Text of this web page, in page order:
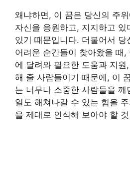
왜냐하면, 이 꿈은 당신의 주
자신을 응원하고, 지지하고 있
있기 때문입니다. 더불어서 당
어려운 순간들이 찾아왔을 때,
에 달려와 필요한 도움과 지원
해 줄 사람들이기 때문에, 이
는 너무나 소중한 사람들을
일도 해쳐나갈 수 있는 힘을
을 제대로 인식해 보아야 할